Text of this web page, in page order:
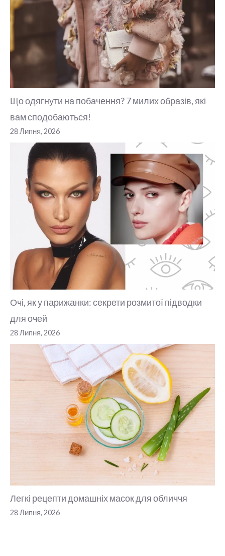
Що одягнути на побачення? 7 милих образів, які
вам сподобаються!
28 Липня, 2026
Очі, як у парижанки: секрети розмитої підводки
для очей
28 Липня, 2026
Легкі рецепти домашніх масок для обличчя
28 Липня, 2026